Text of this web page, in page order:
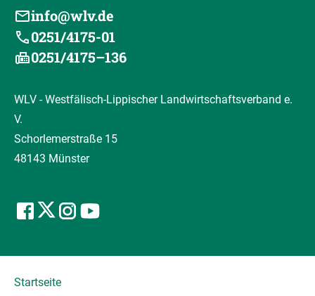
info@wlv.de
0251/4175-01
0251/4175–136
WLV - Westfälisch-Lippischer Landwirtschaftsverband e.
V.
Schorlemerstraße 15
48143 Münster
Startseite